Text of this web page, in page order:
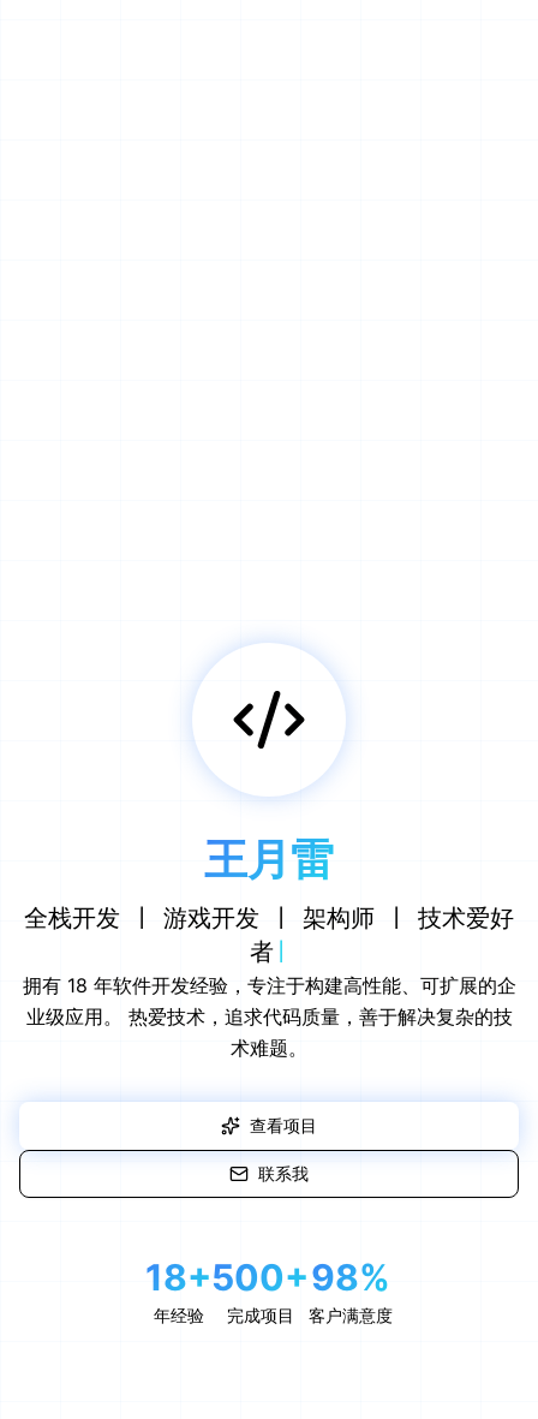
王月雷
全栈开发 | 游戏开发 | 架构师 | 技术爱好
者
拥有 18 年软件开发经验，专注于构建高性能、可扩展的企
业级应用。 热爱技术，追求代码质量，善于解决复杂的技
术难题。
查看项目
联系我
18+
年经验
500+
完成项目
98%
客户满意度